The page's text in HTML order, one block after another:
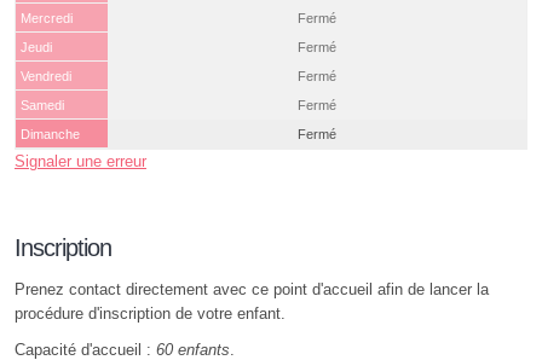
Mercredi
Fermé
Jeudi
Fermé
Vendredi
Fermé
Samedi
Fermé
Dimanche
Fermé
Signaler une erreur
Inscription
Prenez contact directement avec ce point d'accueil afin de lancer la
procédure d'inscription de votre enfant.
Capacité d'accueil : 60 enfants